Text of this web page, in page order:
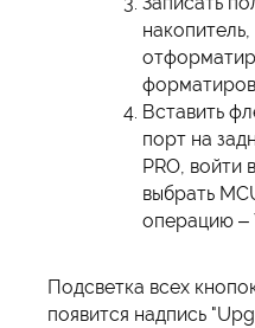
Вставить
порт на
PRO, войти
выбрать
операцию –
Подсветка всех
появится надпись